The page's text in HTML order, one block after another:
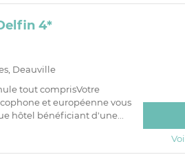
4*
Deauville
tout comprisVotre
et européenne vous
hôtel bénéficiant d'une...